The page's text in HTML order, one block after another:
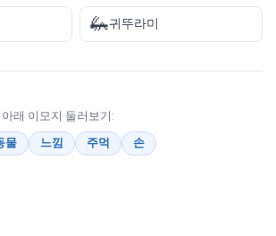
🦗귀뚜라미
래 이모지 둘러보기:
물 느낌 주먹 손